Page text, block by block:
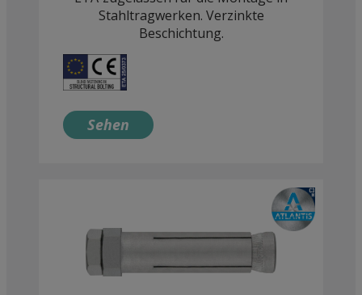
Stahltragwerken. Verzinkte
Beschichtung.
Sehen